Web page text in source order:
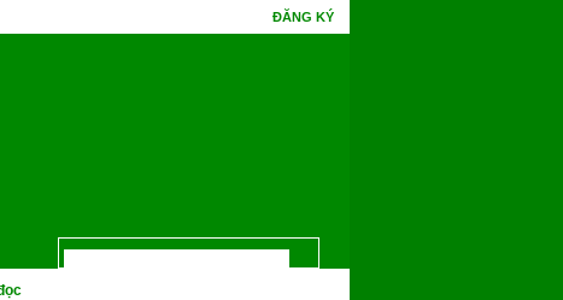
ĐĂNG KÝ
sư, quả Bồ Đề một đêm mà chín. Phúc gặp tình cờ tri thức, hoa Ưu Đàm mấy kiếp